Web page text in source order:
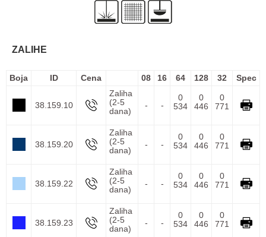
ZALIHE
Boja ID Cena 08 16 64 128 32 Spec
38.159.10
Zaliha
(2-5
dana)
- -
0
534
0
446
0
771
38.159.20
Zaliha
(2-5
dana)
- -
0
534
0
446
0
771
38.159.22
Zaliha
(2-5
dana)
- -
0
534
0
446
0
771
38.159.23
Zaliha
(2-5
dana)
- -
0
534
0
446
0
771